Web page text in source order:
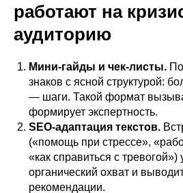
работают на
аудиторию
Мини-гайды и чек-листы.
знаков с ясной структурой:
— шаги. Такой формат
формирует экспертность.
SEO-адаптация текстов.
(«помощь при стрессе»,
«как справиться с тревогой»)
органический охват и
рекомендации.